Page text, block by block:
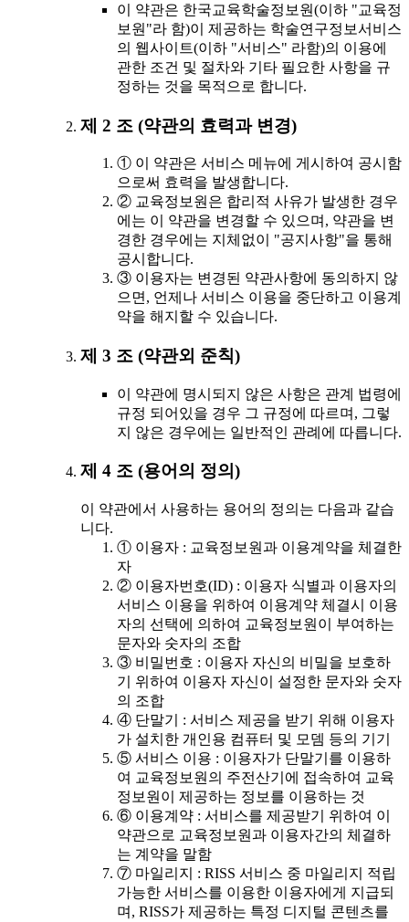
이 약관은 한국교육학술정보원(이하 "교육정
보원"라 함)이 제공하는 학술연구정보서비스
의 웹사이트(이하 "서비스" 라함)의 이용에
관한 조건 및 절차와 기타 필요한 사항을 규
정하는 것을 목적으로 합니다.
제 2 조 (약관의 효력과 변경)
① 이 약관은 서비스 메뉴에 게시하여 공시함
으로써 효력을 발생합니다.
② 교육정보원은 합리적 사유가 발생한 경우
에는 이 약관을 변경할 수 있으며, 약관을 변
경한 경우에는 지체없이 "공지사항"을 통해
공시합니다.
③ 이용자는 변경된 약관사항에 동의하지 않
으면, 언제나 서비스 이용을 중단하고 이용계
약을 해지할 수 있습니다.
제 3 조 (약관외 준칙)
이 약관에 명시되지 않은 사항은 관계 법령에
규정 되어있을 경우 그 규정에 따르며, 그렇
지 않은 경우에는 일반적인 관례에 따릅니다.
제 4 조 (용어의 정의)
이 약관에서 사용하는 용어의 정의는 다음과 같습
니다.
① 이용자 : 교육정보원과 이용계약을 체결한
자
② 이용자번호(ID) : 이용자 식별과 이용자의
서비스 이용을 위하여 이용계약 체결시 이용
자의 선택에 의하여 교육정보원이 부여하는
문자와 숫자의 조합
③ 비밀번호 : 이용자 자신의 비밀을 보호하
기 위하여 이용자 자신이 설정한 문자와 숫자
의 조합
④ 단말기 : 서비스 제공을 받기 위해 이용자
가 설치한 개인용 컴퓨터 및 모뎀 등의 기기
⑤ 서비스 이용 : 이용자가 단말기를 이용하
여 교육정보원의 주전산기에 접속하여 교육
정보원이 제공하는 정보를 이용하는 것
⑥ 이용계약 : 서비스를 제공받기 위하여 이
약관으로 교육정보원과 이용자간의 체결하
는 계약을 말함
⑦ 마일리지 : RISS 서비스 중 마일리지 적립
가능한 서비스를 이용한 이용자에게 지급되
며, RISS가 제공하는 특정 디지털 콘텐츠를